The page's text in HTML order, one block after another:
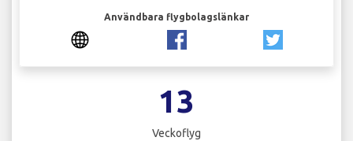
Användbara flygbolagslänkar
13
Veckoflyg